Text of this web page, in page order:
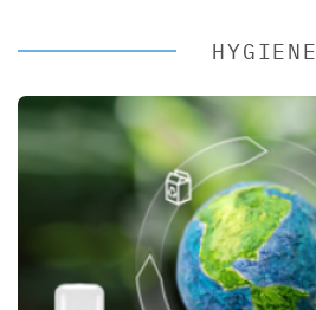
HYGIENE